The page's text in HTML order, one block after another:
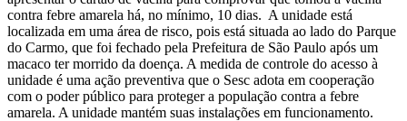
contra febre amarela há, no mínimo, 10 dias. A unidade está
localizada em uma área de risco, pois está situada ao lado do Parque
do Carmo, que foi fechado pela Prefeitura de São Paulo após um
macaco ter morrido da doença. A medida de controle do acesso à
unidade é uma ação preventiva que o Sesc adota em cooperação
com o poder público para proteger a população contra a febre
amarela. A unidade mantém suas instalações em funcionamento.